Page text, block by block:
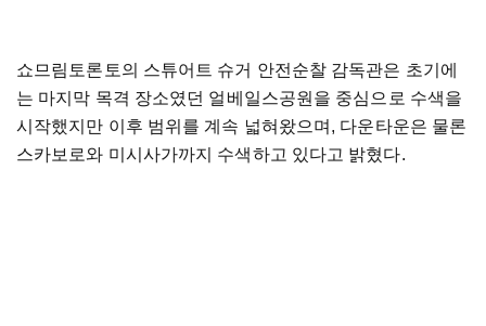
쇼므림토론토의 스튜어트 슈거 안전순찰 감독관은 초기에
는 마지막 목격 장소였던 얼베일스공원을 중심으로 수색을
시작했지만 이후 범위를 계속 넓혀왔으며, 다운타운은 물론
스카보로와 미시사가까지 수색하고 있다고 밝혔다.